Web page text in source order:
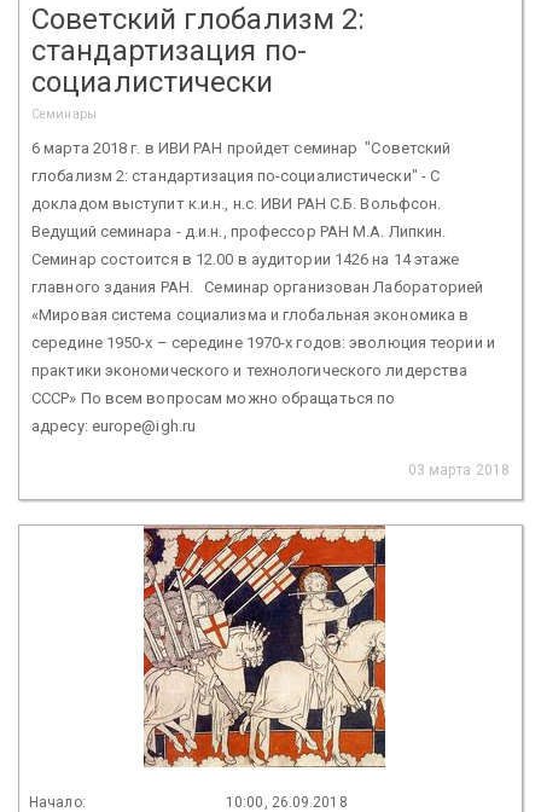
Советский глобализм 2:
стандартизация по-
социалистически
Семинары
6 марта 2018 г. в ИВИ РАН пройдет семинар "Советский
глобализм 2: стандартизация по-социалистически" - С
докладом выступит к.и.н., н.с. ИВИ РАН С.Б. Вольфсон.
Ведущий семинара - д.и.н., профессор РАН М.А. Липкин.
Семинар состоится в 12.00 в аудитории 1426 на 14 этаже
главного здания РАН. Семинар организован Лабораторией
«Мировая система социализма и глобальная экономика в
середине 1950-х – середине 1970-х годов: эволюция теории и
практики экономического и технологического лидерства
СССР» По всем вопросам можно обращаться по
адресу: europe@igh.ru
03 марта 2018
Начало: 10:00, 26.09.2018